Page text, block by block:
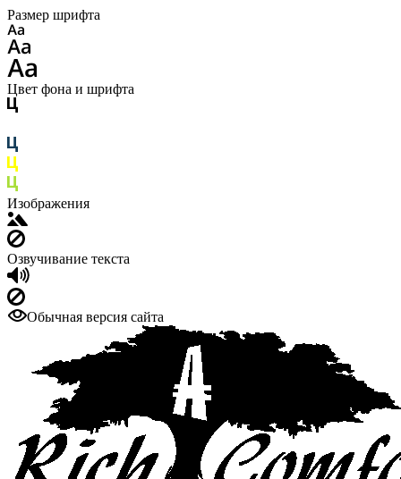
Размер шрифта
Цвет фона и шрифта
Изображения
Озвучивание текста
Обычная версия сайта